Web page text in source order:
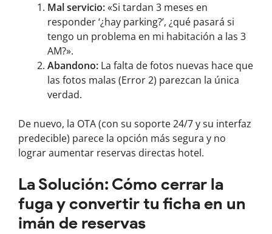
Mal servicio:«Si tardan 3 meses en
responder ‘¿hay parking?’, ¿qué pasará si
tengo un problema en mi habitación a las 3
AM?».
Abandono: La falta de fotos nuevas hace que
las fotos malas (Error 2) parezcan la única
verdad.
De nuevo, la OTA (con su soporte 24/7 y su interfaz
predecible) parece la opción más segura y no
lograr aumentar reservas directas hotel.
La Solución: Cómo cerrar la
fuga y convertir tu ficha en un
imán de reservas